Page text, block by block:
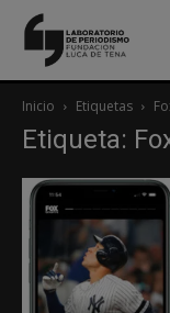
Inicio Etiquetas
Etiqueta: